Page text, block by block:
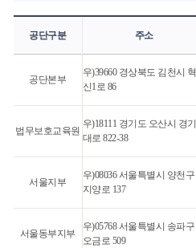
공단구분 주소
공단본부
우)39660 경상북도 김천시 혁
신1로 86
법무보호교육원
우)18111 경기도 오산시 경기
대로 822-38
서울지부
우)08036 서울특별시 양천구
지양로 137
서울동부지부
우)05768 서울특별시 송파구
오금로 509